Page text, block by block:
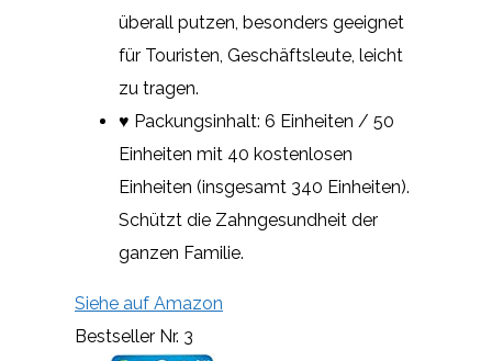
überall putzen, besonders geeignet
für Touristen, Geschäftsleute, leicht
zu tragen.
♥ Packungsinhalt: 6 Einheiten / 50
Einheiten mit 40 kostenlosen
Einheiten (insgesamt 340 Einheiten).
Schützt die Zahngesundheit der
ganzen Familie.
Siehe auf Amazon
Bestseller Nr. 3